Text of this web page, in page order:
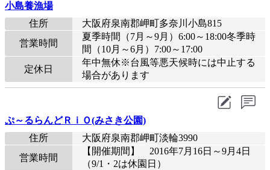
小島養漁場
住所
大阪府泉南郡岬町多奈川小島815
営業時間
夏季時間（7月～9月）6:00～18:00冬季時
間（10月～6月）7:00～17:00
定休日
年中無休※台風等悪天候時には中止する
場合があります
ぷ～るらんどＲｉＯ(みさき公園)
住所
大阪府泉南郡岬町淡輪3990
営業時間
【開催期間】 2016年7月16日～9月4日
（9/1・2は休園日）